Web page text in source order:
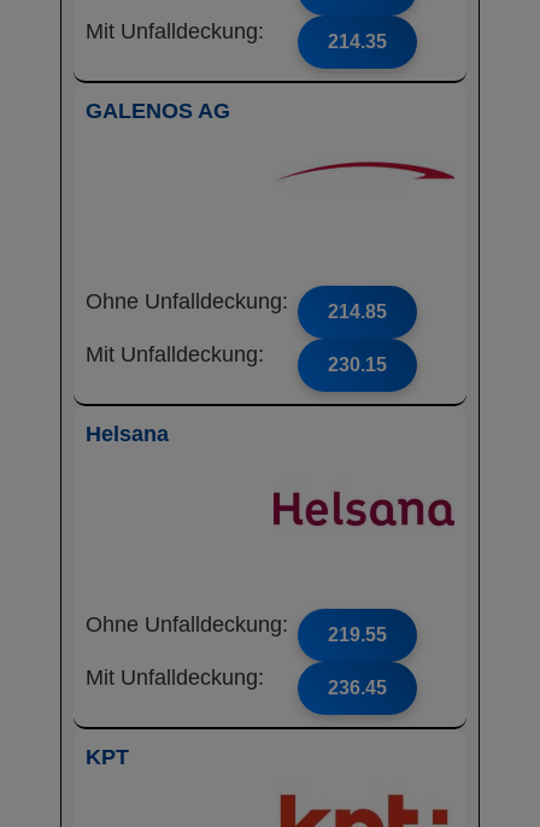
Mit Unfalldeckung: 214.35
GALENOS AG
Ohne Unfalldeckung: 214.85
Mit Unfalldeckung: 230.15
Helsana
Ohne Unfalldeckung: 219.55
Mit Unfalldeckung: 236.45
KPT